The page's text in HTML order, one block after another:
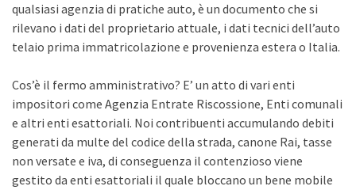
qualsiasi agenzia di pratiche auto, è un documento che si
rilevano i dati del proprietario attuale, i dati tecnici dell’auto
telaio prima immatricolazione e provenienza estera o Italia.
Cos’è il fermo amministrativo? E’ un atto di vari enti
impositori come Agenzia Entrate Riscossione, Enti comunali
e altri enti esattoriali. Noi contribuenti accumulando debiti
generati da multe del codice della strada, canone Rai, tasse
non versate e iva, di conseguenza il contenzioso viene
gestito da enti esattoriali il quale bloccano un bene mobile